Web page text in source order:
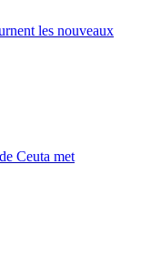
les nouveaux
Ceuta met